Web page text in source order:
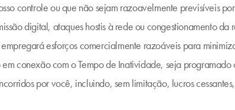
controle ou que não sejam razoavelmente previsíveis
digital, ataques hostis à rede ou congestionamento
esforços comercialmente razoáveis para
conexão com o Tempo de Inatividade, seja
por você, incluindo, sem limitação, lucros